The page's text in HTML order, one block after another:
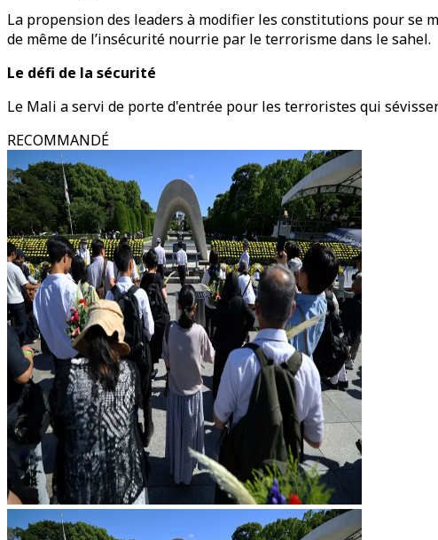
La propension des leaders à modifier les constitutions pour se
de même de l’insécurité nourrie par le terrorisme dans le sahel.
Le défi de la sécurité
Le Mali a servi de porte d'entrée pour les terroristes qui
RECOMMANDÉ